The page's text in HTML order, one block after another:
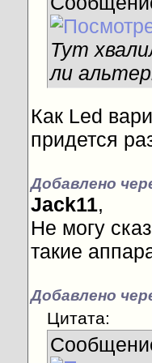
Тут
ли
Как Led
придется
Добавлено
Jack11,
Не могу
такие
Добавлено
Цитата: